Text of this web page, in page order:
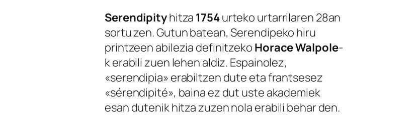
Serendipityhitza 1754urteko urtarrilaren 28an
sortu zen. Gutun batean, Serendipeko hiru
printzeen abilezia definitzeko Horace Walpole-
k erabili zuen lehen aldiz. Espainolez,
«serendipia» erabiltzen dute eta frantsesez
«sérendipité», baina ez dut uste akademiek
esan dutenik hitza zuzen nola erabili behar den.